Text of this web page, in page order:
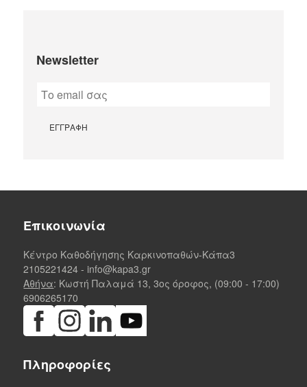
Newsletter
Επικοινωνία
Κέντρο Καθοδήγησης Καρκινοπαθών-Κάπα3
2105221424 - info@kapa3.gr
Αθήνα: Κωστή Παλαμά 13, 3ος όροφος, (09:00 - 17:00)
6906265170
Πληροφορίες